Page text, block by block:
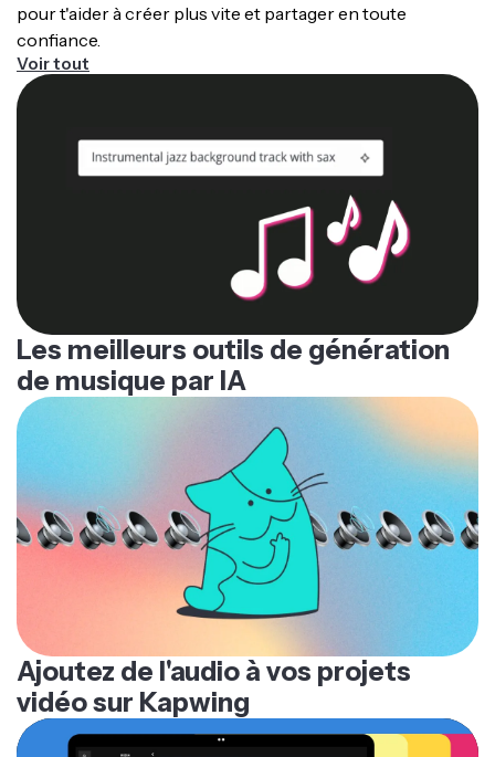
pour t'aider à créer plus vite et partager en toute
confiance.
Voir tout
Les meilleurs outils de génération
de musique par IA
Ajoutez de l'audio à vos projets
vidéo sur Kapwing